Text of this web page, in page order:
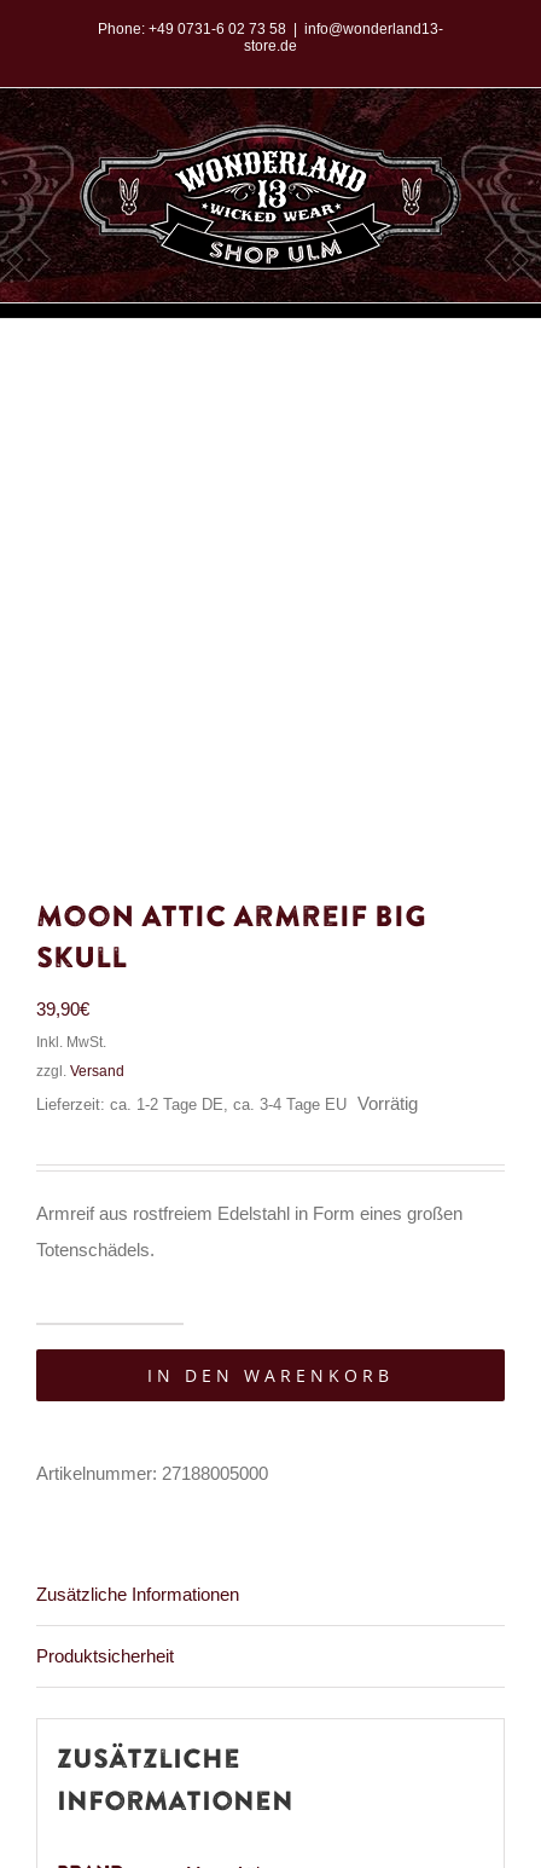
springen
Phone: +49 0731-6 02 73 58
info@wonderland13-
store.de
Moon Attic Armreif Big
Skull
39,90€
Inkl. MwSt.
zzgl. Versand
Lieferzeit: ca. 1-2 Tage DE, ca. 3-4 Tage EU
Vorrätig
Armreif aus rostfreiem Edelstahl in Form eines großen
Totenschädels.
Skull
IN DEN WARENKORB
Artikelnummer: 27188005000
Zusätzliche Informationen
Produktsicherheit
Zusätzliche
Informationen